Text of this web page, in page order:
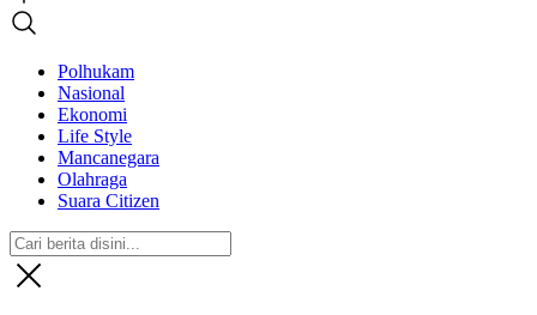
Polhukam
Nasional
Ekonomi
Life Style
Mancanegara
Olahraga
Suara Citizen